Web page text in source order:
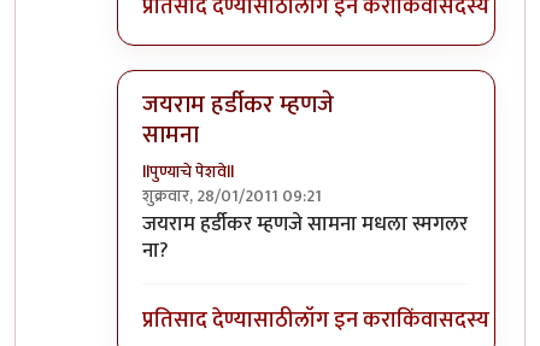
जयराम हर्डीकर म्हणजे
सामना
llपुण्याचे पेशवेll
शुक्रवार, 28/01/2011 09:21
In reply toभक्तीbyस्वाती दिनेश
जयराम हर्डीकर म्हणजे सामना मधला स्मगलर
ना?
प्रतिसाद देण्यासाठीलॉग इन कराकिंवासदस्य व्हा